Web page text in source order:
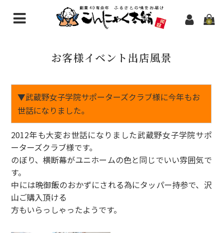
0
お客様イベント出店風景
▼武蔵野女子学院サポーターズクラブ様に今年もお
世話になりました。
2012年も大変お世話になりました武蔵野女子学院サポ
ーターズクラブ様です。
のぼり、横断幕がユニホームの色と同じでいい雰囲気で
す。
中には晩御飯のおかずにされる為にタッパー持参で、沢
山ご購入頂ける
方もいらっしゃったようです。